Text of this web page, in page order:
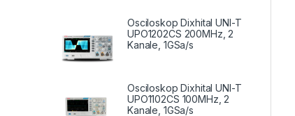
Osciloskop Dixhital UNI-T
UPO1202CS 200MHz, 2
Kanale, 1GSa/s
Osciloskop Dixhital UNI-T
UPO1102CS 100MHz, 2
Kanale, 1GSa/s